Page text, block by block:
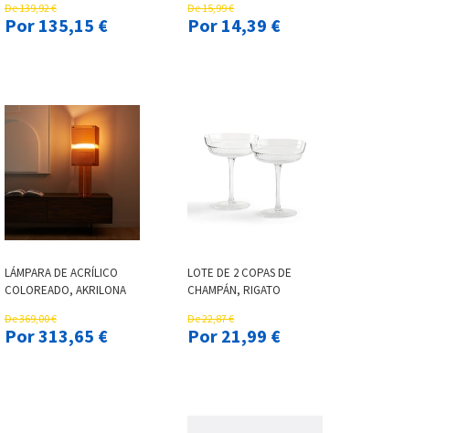
De 139,92 €
Por 135,15 €
De 15,99 €
Por 14,39 €
LÁMPARA DE ACRÍLICO
COLOREADO, AKRILONA
De 369,00 €
Por 313,65 €
LOTE DE 2 COPAS DE
CHAMPÁN, RIGATO
De 22,87 €
Por 21,99 €